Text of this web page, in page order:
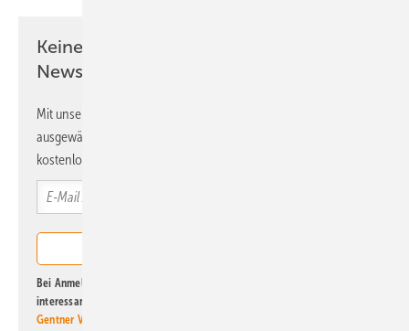
Keine Zeit? Kein Problem mit dem ERE
Newsletter!
Mit unserem Newsletter erhalten Sie regelmäßig von uns
ausgewählte Informationen und Neuigkeiten, gebündelt und
kostenlos direkt ins Postfach.
Bei Anmeldung zu diesem Newsletter bin ich damit einverstanden, über
interessante Verlags- und Online-Angebote
Gentner Verlag GmbH & Co. KG